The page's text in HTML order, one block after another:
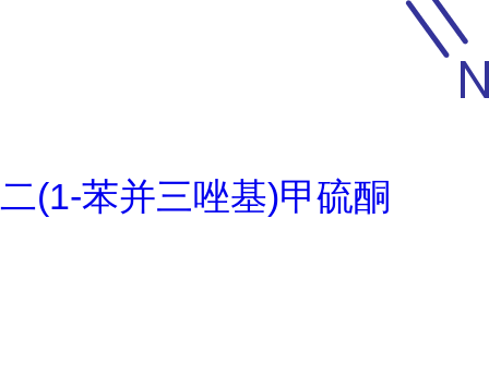
二(1-苯并三唑基)甲硫酮